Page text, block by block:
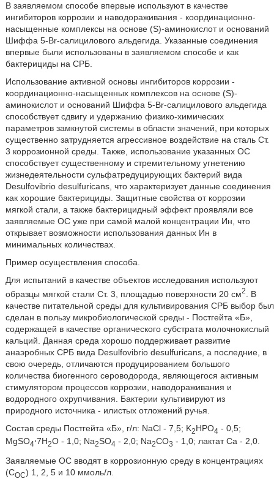
В заявляемом способе впервые используют в качестве
ингибиторов коррозии и наводораживания - координационно-
насыщенные комплексы на основе (S)-аминокислот и оснований
Шиффа 5-Br-салицилового альдегида. Указанные соединения
впервые были использованы в заявляемом способе и как
бактерициды на СРБ.
Использование активной основы ингибиторов коррозии -
координационно-насыщенных комплексов на основе (S)-
аминокислот и оснований Шиффа 5-Br-салицилового альдегида
способствует сдвигу и удержанию физико-химических
параметров замкнутой системы в области значений, при которых
существенно затрудняется агрессивное воздействие на сталь Ст.
3 коррозионной среды. Также, использование указанных ОС
способствует существенному и стремительному угнетению
жизнедеятельности сульфатредуцирующих бактерий вида
Desulfovibrio desulfuricans, что характеризует данные соединения
как хорошие бактерициды. Защитные свойства от коррозии
мягкой стали, а также бактерицидный эффект проявляли все
заявляемые ОС уже при самой малой концентрации Ин, что
открывает возможности использования данных Ин в
минимальных количествах.
Пример осуществления способа.
Для испытаний в качестве объектов исследования используют
образцы мягкой стали Ст. 3, площадью поверхности 20 см2
. В
качестве питательной среды для культивирования СРБ выбор был
сделан в пользу микробиологической среды - Постгейта «Б»,
содержащей в качестве органического субстрата молочнокислый
кальций. Данная среда хорошо поддерживает развитие
анаэробных СРБ вида Desulfovibrio desulfuricans, а последние, в
свою очередь, отличаются продуцированием большого
количества биогенного сероводорода, являющегося активным
стимулятором процессов коррозии, наводораживания и
водородного охрупчивания. Бактерии культивируют из
природного источника - илистых отложений ручья.
Состав среды Постгейта «Б», г/л: NaCl - 7,5; K2HPO4 - 0,5;
MgSO4⋅7H2O - 1,0; Na2SO4 - 2,0; Na2CO3 - 1,0; лактат Ca - 2,0.
Заявляемые ОС вводят в коррозионную среду в концентрациях
(СОС) 1, 2, 5 и 10 ммоль/л.